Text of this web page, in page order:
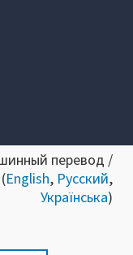
перевод /
English, Русский,
Українська)